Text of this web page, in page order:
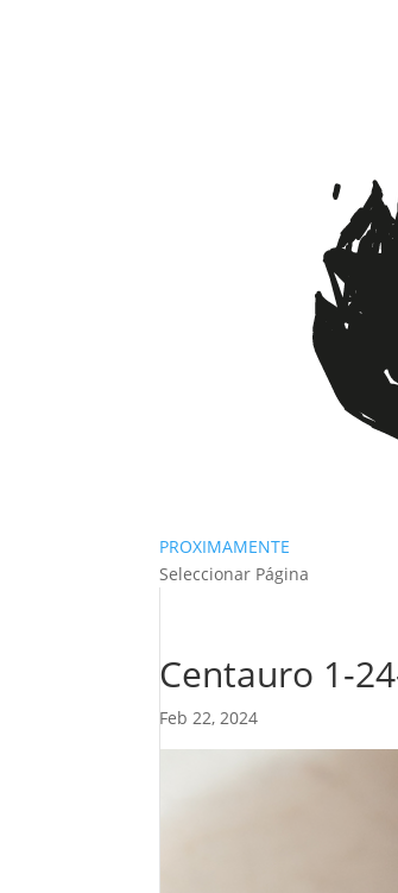
PROXIMAMENTE
Seleccionar Página
Centauro 1-
Feb 22, 2024